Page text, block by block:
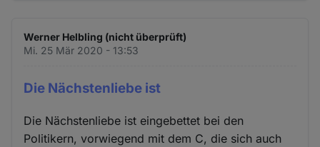
Werner Helbling (nicht überprüft)
Mi. 25 Mär 2020 - 13:53
Die Nächstenliebe ist
Die Nächstenliebe ist eingebettet bei den
Politikern, vorwiegend mit dem C, die sich auch